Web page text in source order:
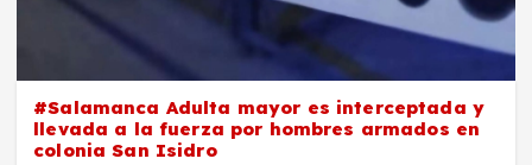
#Salamanca Adulta mayor es interceptada y
llevada a la fuerza por hombres armados en
colonia San Isidro